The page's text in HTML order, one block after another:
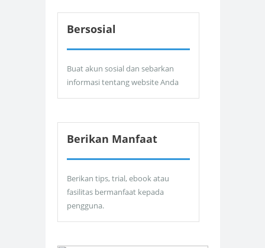
Bersosial
Buat akun sosial dan sebarkan
informasi tentang website Anda
Berikan Manfaat
Berikan tips, trial, ebook atau
fasilitas bermanfaat kepada
pengguna.